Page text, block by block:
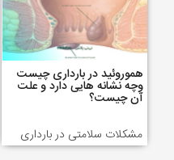
هموروئید در بارداری چیست
وچه نشانه هایی دارد و علت
آن چیست؟
مشکلات سلامتی در بارداری